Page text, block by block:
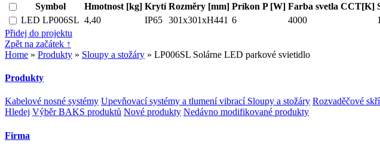
Symbol Hmotnost [kg] Krytí Rozměry [mm] Príkon P [W] Farba svetla CCT[K]
LED LP006SL 4,40 IP65 301x301xH441 6 4000
Přidej do projektu
Zpět na začátek ↑
Home » Produkty » Sloupy a stožáry » LP006SL Solárne LED parkové svietidlo
Produkty
Kabelové nosné systémy Upevňovací systémy a tlumení vibrací Sloupy a stožáry Rozvaděčové
Hledej Výběr BAKS produktů Nové produkty Nedávno modifikované produkty
Firma